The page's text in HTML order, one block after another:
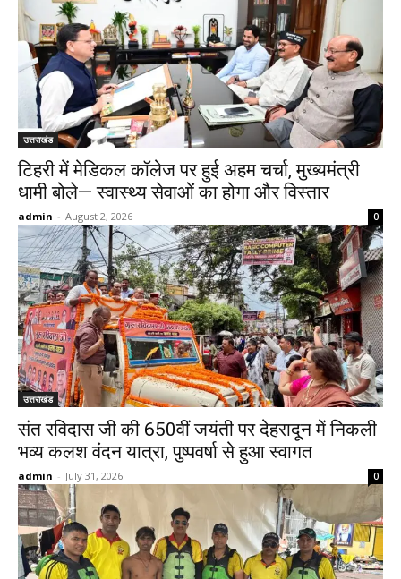
उत्तराखंड
टिहरी में मेडिकल कॉलेज पर हुई अहम चर्चा, मुख्यमंत्री
धामी बोले— स्वास्थ्य सेवाओं का होगा और विस्तार
admin - August 2, 2026 0
उत्तराखंड
संत रविदास जी की 650वीं जयंती पर देहरादून में निकली
भव्य कलश वंदन यात्रा, पुष्पवर्षा से हुआ स्वागत
admin - July 31, 2026 0